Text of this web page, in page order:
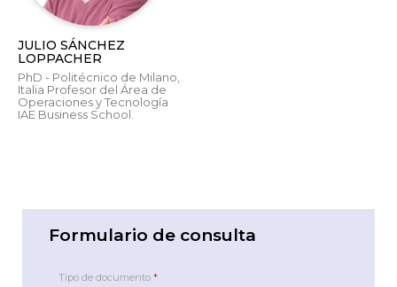
JULIO SÁNCHEZ
LOPPACHER
PhD - Politécnico de Milano,
Italia Profesor del Área de
Operaciones y Tecnología
IAE Business School.
Formulario de consulta
Tipo de documento *